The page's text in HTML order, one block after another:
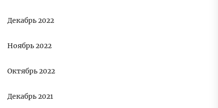
Декабрь 2022
Ноябрь 2022
Октябрь 2022
Декабрь 2021